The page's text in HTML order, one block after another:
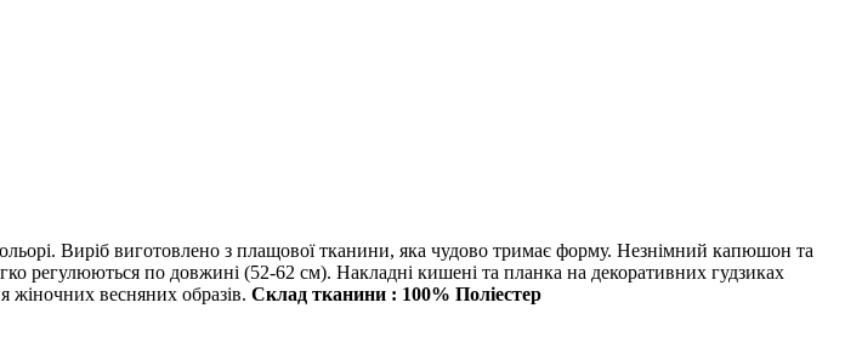
Виріб виготовлено з плащової тканини, яка чудово тримає форму. Незнімний капюшон та
регулюються по довжині (52-62 см). Накладні кишені та планка на декоративних гудзиках
весняних образів. Склад тканини : 100% Поліестер